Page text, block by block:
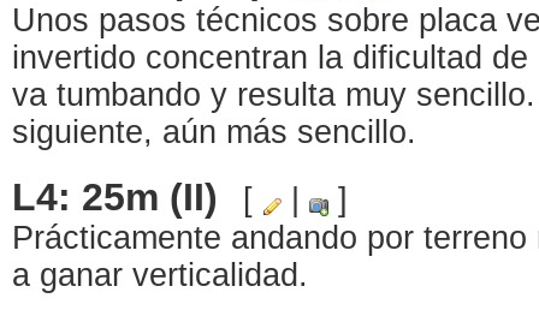
Unos pasos técnicos sobre placa
invertido concentran la dificultad
va tumbando y resulta muy
siguiente, aún más sencillo.
L4: 25m (II) [
]
Prácticamente andando por
a ganar verticalidad.